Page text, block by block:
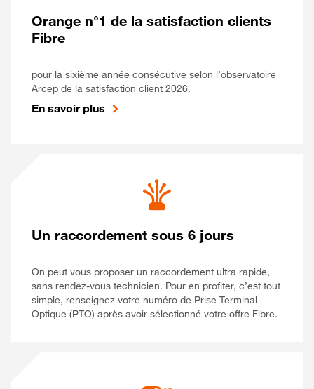
Orange n°1 de la satisfaction clients
Fibre
pour la sixième année consécutive selon l’observatoire
Arcep de la satisfaction client 2026.
En savoir plus
Un raccordement sous 6 jours
On peut vous proposer un raccordement ultra rapide,
sans rendez-vous technicien. Pour en profiter, c’est tout
simple, renseignez votre numéro de Prise Terminal
Optique (PTO) après avoir sélectionné votre offre Fibre.